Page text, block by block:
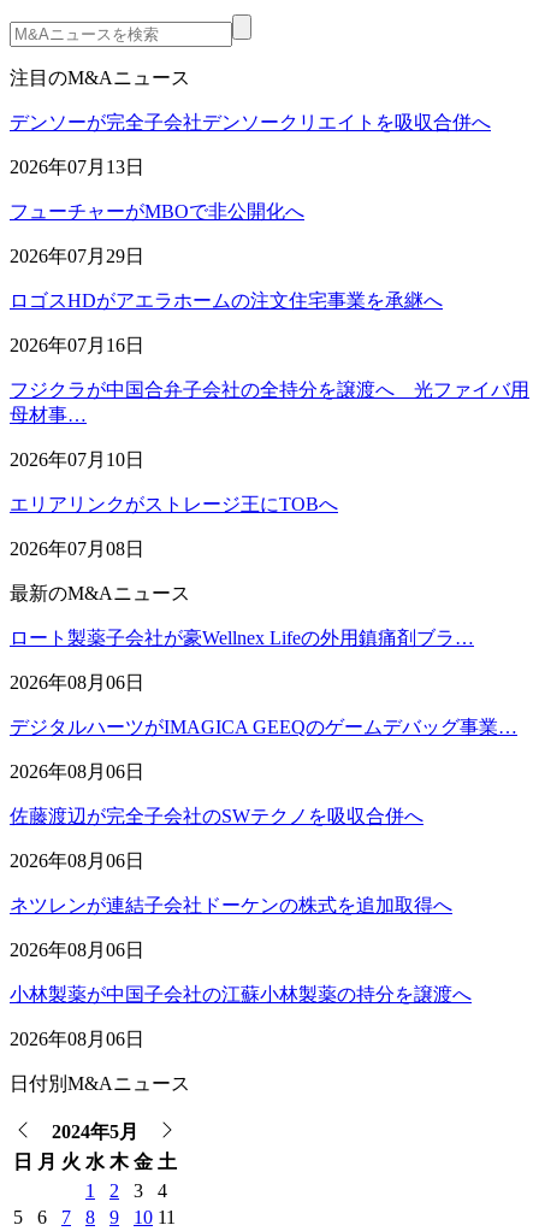
注目のM&Aニュース
デンソーが完全子会社デンソークリエイトを吸収合併へ
2026年07月13日
フューチャーがMBOで非公開化へ
2026年07月29日
ロゴスHDがアエラホームの注文住宅事業を承継へ
2026年07月16日
フジクラが中国合弁子会社の全持分を譲渡へ 光ファイバ用
母材事…
2026年07月10日
エリアリンクがストレージ王にTOBへ
2026年07月08日
最新のM&Aニュース
ロート製薬子会社が豪Wellnex Lifeの外用鎮痛剤ブラ…
2026年08月06日
デジタルハーツがIMAGICA GEEQのゲームデバッグ事業…
2026年08月06日
佐藤渡辺が完全子会社のSWテクノを吸収合併へ
2026年08月06日
ネツレンが連結子会社ドーケンの株式を追加取得へ
2026年08月06日
小林製薬が中国子会社の江蘇小林製薬の持分を譲渡へ
2026年08月06日
日付別M&Aニュース
2024年5月
日
月 火 水 木 金 土
1
2 3
4
5
6 7 8 9 10 11